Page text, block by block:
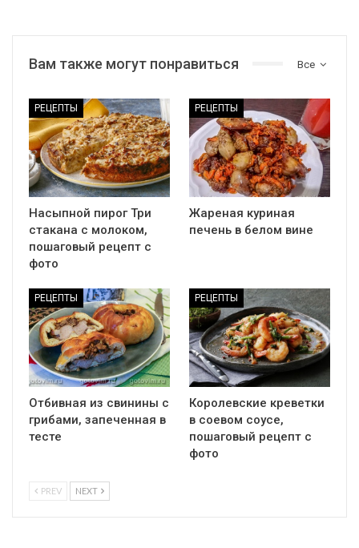
Все
Вам также могут понравиться
РЕЦЕПТЫ
Насыпной пирог Три
стакана с молоком,
пошаговый рецепт с
фото
РЕЦЕПТЫ
Жареная куриная
печень в белом вине
РЕЦЕПТЫ
Отбивная из свинины с
грибами, запеченная в
тесте
РЕЦЕПТЫ
Королевские креветки
в соевом соусе,
пошаговый рецепт с
фото
PREV NEXT